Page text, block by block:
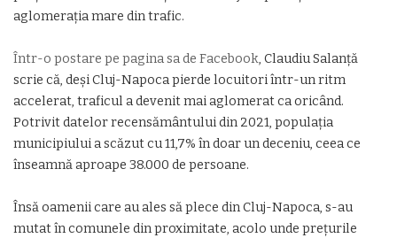
aglomerația mare din trafic.
Într-o postare pe pagina sa de Facebook, Claudiu Salanță
scrie că, deși Cluj-Napoca pierde locuitori într-un ritm
accelerat, traficul a devenit mai aglomerat ca oricând.
Potrivit datelor recensământului din 2021, populația
municipiului a scăzut cu 11,7% în doar un deceniu, ceea ce
înseamnă aproape 38.000 de persoane.
Însă oamenii care au ales să plece din Cluj-Napoca, s-au
mutat în comunele din proximitate, acolo unde prețurile